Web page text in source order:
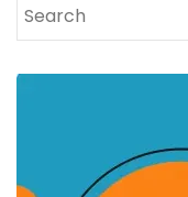
Search
for: